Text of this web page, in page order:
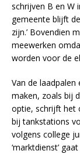
schrijven B en W
gemeente blijft
zijn.’ Bovendien
meewerken
worden voor de
Van de
maken, zoals bij
optie, schrijft het
bij tankstations
volgens college
‘marktdienst’